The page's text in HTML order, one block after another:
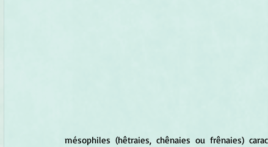
mésophiles (hêtraies, chênaies ou frênaies)